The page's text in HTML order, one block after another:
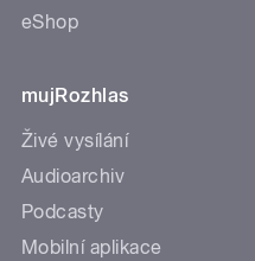
eShop
mujRozhlas
Živé vysílání
Audioarchiv
Podcasty
Mobilní aplikace